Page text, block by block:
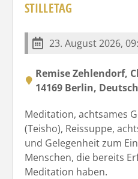
STILLETAG
23. August 2026,
Remise Zehlendorf,
14169 Berlin,
Meditation, achtsames
(Teisho), Reissuppe,
und Gelegenheit zum
Menschen, die bereits
Meditation haben.